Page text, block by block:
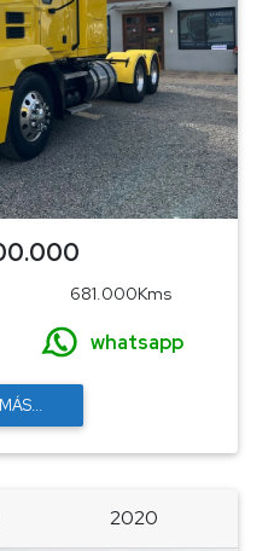
681.000Kms
whatsapp
2020